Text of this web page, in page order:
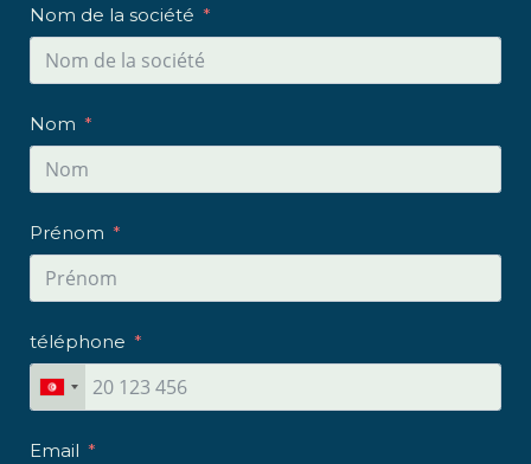
Nom de la société
Nom
Prénom
téléphone
Email